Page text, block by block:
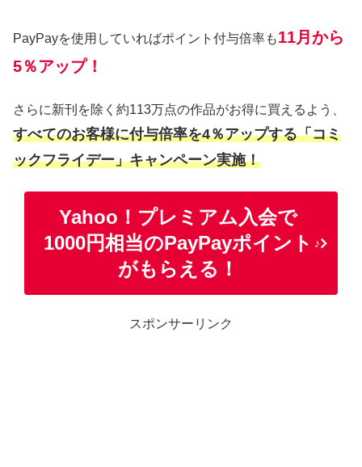
PayPayを使用していればポイント付与倍率も11月から
5％アップ！
さらに新刊を除く約113万点の作品がお得に買えるよう、
すべてのお客様に付与倍率を4％アップする「コミ
ックフライデー」キャンペーン実施！
Yahoo！プレミアム入会で
1000円相当のPayPayポイント
がもらえる！
♪
スポンサーリンク